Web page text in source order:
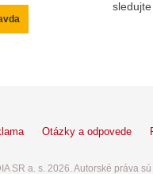
Otázky a odpovede
SR a. s. 2026. Autorské práva